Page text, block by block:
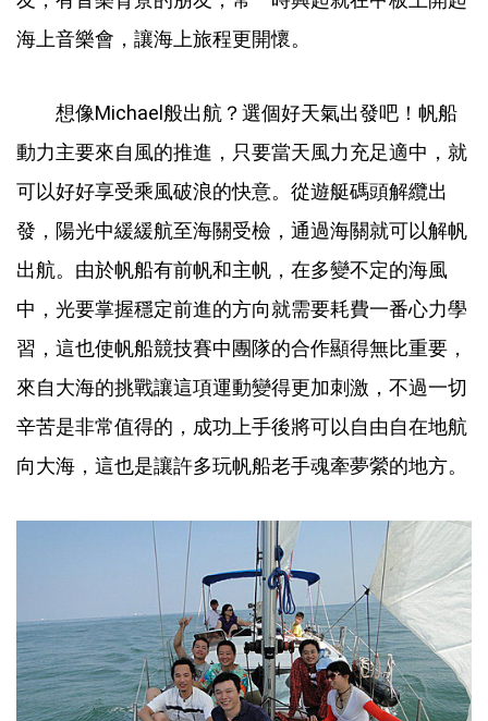
海上音樂會，讓海上旅程更開懷。
想像Michael般出航？選個好天氣出發吧！帆船
動力主要來自風的推進，只要當天風力充足適中，就
可以好好享受乘風破浪的快意。從遊艇碼頭解纜出
發，陽光中緩緩航至海關受檢，通過海關就可以解帆
出航。由於帆船有前帆和主帆，在多變不定的海風
中，光要掌握穩定前進的方向就需要耗費一番心力學
習，這也使帆船競技賽中團隊的合作顯得無比重要，
來自大海的挑戰讓這項運動變得更加刺激，不過一切
辛苦是非常值得的，成功上手後將可以自由自在地航
向大海，這也是讓許多玩帆船老手魂牽夢縈的地方。